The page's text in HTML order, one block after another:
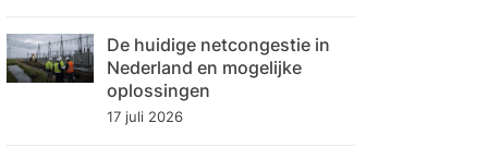
De huidige netcongestie in
Nederland en mogelijke
oplossingen
17 juli 2026